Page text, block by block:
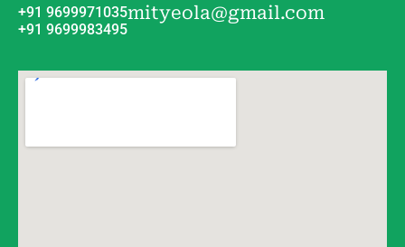
+91 9699971035
+91 9699983495
mityeola@gmail.com